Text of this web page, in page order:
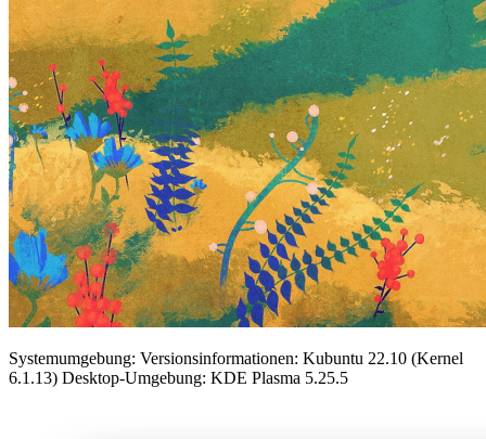
Systemumgebung: Versionsinformationen: Kubuntu 22.10 (Kernel
6.1.13) Desktop-Umgebung: KDE Plasma 5.25.5